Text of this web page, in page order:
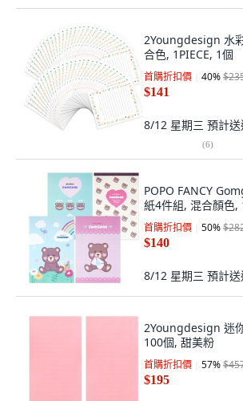
2Youngdesign 水
合色, 1PIECE, 1個
首購折扣價 40%
$141
8/12 星期三 預計送
(6)
POPO FANCY
紙4件組, 混合顏色,
首購折扣價 50%
$140
8/12 星期三 預計送
2Youngdesign 迷
100個, 甜美粉
首購折扣價 57%
$195